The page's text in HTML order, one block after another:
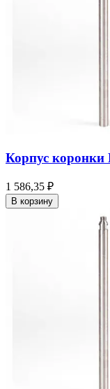
Корпус коронки
1 586,35 ₽
В корзину